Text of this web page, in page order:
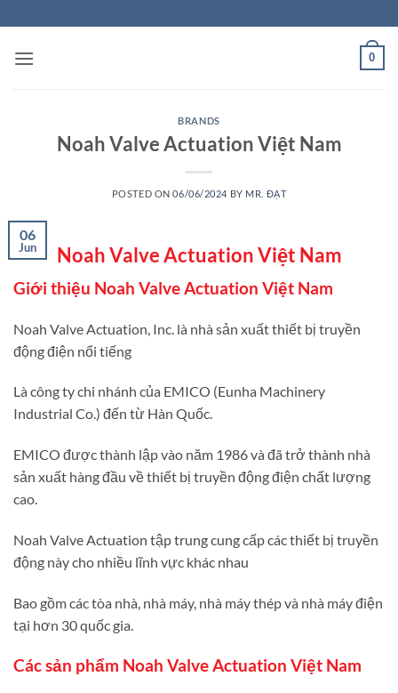
to
content
0
BRANDS
Noah Valve Actuation Việt Nam
POSTED ON06/06/2024 BY MR. ĐẠT
06
Jun Noah Valve Actuation Việt Nam
Giới thiệu Noah Valve Actuation Việt Nam
Noah Valve Actuation, Inc. là nhà sản xuất thiết bị truyền
động điện nổi tiếng
Là công ty chi nhánh của EMICO (Eunha Machinery
Industrial Co.) đến từ Hàn Quốc.
EMICO được thành lập vào năm 1986 và đã trở thành nhà
sản xuất hàng đầu về thiết bị truyền động điện chất lượng
cao.
Noah Valve Actuation tập trung cung cấp các thiết bị truyền
động này cho nhiều lĩnh vực khác nhau
Bao gồm các tòa nhà, nhà máy, nhà máy thép và nhà máy điện
tại hơn 30 quốc gia.
Các sản phẩm Noah Valve Actuation Việt Nam